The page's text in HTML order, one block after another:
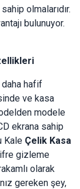
olmalarıdır.
bulunuyor.
hafif
ve kasa
modele
ekrana sahip
Kale Çelik Kasa
gizleme
olarak
gereken şey,